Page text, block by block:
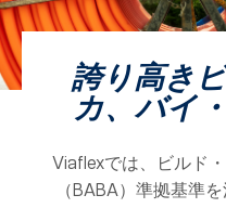
誇り高き
カ、バイ
Viaflexでは、ビルド
（BABA）準拠基準